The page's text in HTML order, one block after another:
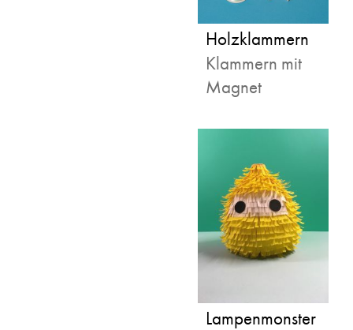
Holzklammern
Klammern mit
Magnet
Lampenmonster